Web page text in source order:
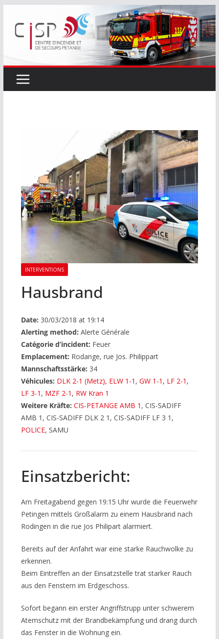
contenu
INTERVENTIONS
Hausbrand
Date: 30/03/2018 at 19:14
Alerting method: Alerte Générale
Catégorie d’incident: Feuer
Emplacement: Rodange, rue Jos. Philippart
Mannschaftsstärke: 34
Véhicules: DLK 2-1 (Metz), ELW 1-1 , GW 1-1 , LF 2-1 ,
LF 3-1 , MZF 2-1 , RW Kran 1
Weitere Kräfte: CIS-PETANGE AMB 1 , CIS-SADIFF
AMB 1, CIS-SADIFF DLK 2 1, CIS-SADIFF LF 3 1,
POLICE, SAMU
Einsatzbericht:
Am Freitagabend gegen 19:15 Uhr wurde die Feuerwehr
Petingen mittels Großalarm zu einem Hausbrand nach
Rodingen in die rue Jos Philipart alarmiert.
Bereits auf der Anfahrt war eine starke Rauchwolke zu
erkennen.
Beim Eintreffen an der Einsatzstelle trat starker Rauch
aus den Fenstern im Erdgeschoss.
Sofort begann ein erster Angriffstrupp unter schwerem
Atemschutz mit der Brandbekämpfung und drang durch
das Fenster in die Wohnung ein.